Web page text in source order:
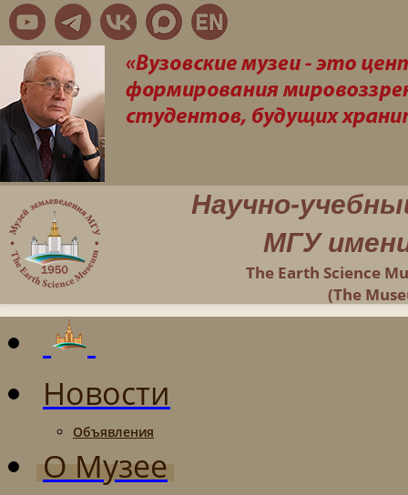
Научно-
МГУ
The Earth Science
(The
Новости
Объявления
О Музее